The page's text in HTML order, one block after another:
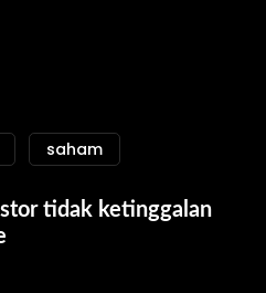
saham
tidak ketinggalan